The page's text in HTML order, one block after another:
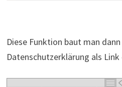
Diese Funktion baut man
Datenschutzerklärung als Link